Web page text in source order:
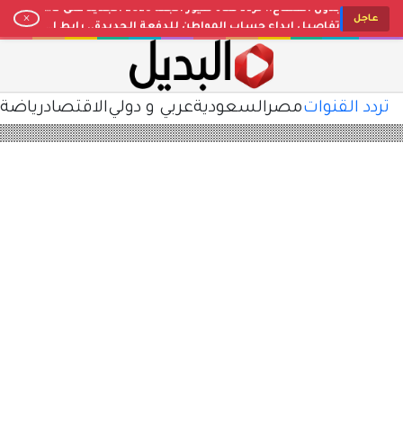
عاجل
حقيقة تعديل التقويم الدراسي ومواعيد الإجازات المطولة بالتعليم السعودي.. توضيح رسمي وتفاصيل المخطط
لتسلية أطفالك طوال اليوم.. استقبل تردد قناة كراميش 2026 الجديد بأعلى جودة HD على نايل سات
مصر السعوديةعربي و دوليالاقتصادرياضة تردد القنوات